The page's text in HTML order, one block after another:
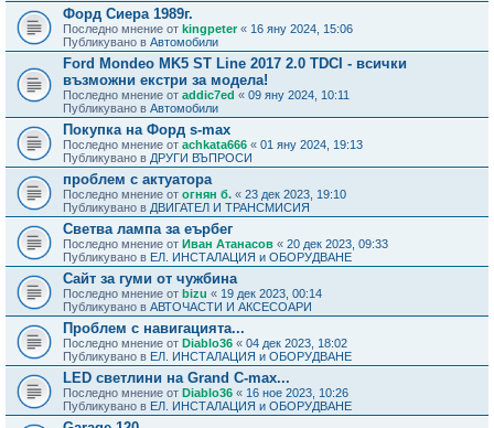
Форд Сиера 1989г.
Последно мнение от kingpeter« 16 яну 2024, 15:06
Публикувано в Автомобили
Ford Mondeo MK5 ST Line 2017 2.0 TDCI - всички
възможни екстри за модела!
Последно мнение от addic7ed « 09 яну 2024, 10:11
Публикувано в Автомобили
Покупка на Форд s-max
Последно мнение от achkata666 « 01 яну 2024, 19:13
Публикувано в ДРУГИ ВЪПРОСИ
проблем с актуатора
Последно мнение от огнян б. « 23 дек 2023, 19:10
Публикувано в ДВИГАТЕЛ И ТРАНСМИСИЯ
Светва лампа за еърбег
Последно мнение от Иван Атанасов « 20 дек 2023, 09:33
Публикувано в ЕЛ. ИНСТАЛАЦИЯ и ОБОРУДВАНЕ
Сайт за гуми от чужбина
Последно мнение от bizu « 19 дек 2023, 00:14
Публикувано в АВТОЧАСТИ И АКСЕСОАРИ
Проблем с навигацията...
Последно мнение от Diablo36 « 04 дек 2023, 18:02
Публикувано в ЕЛ. ИНСТАЛАЦИЯ и ОБОРУДВАНЕ
LED светлини на Grand C-max...
Последно мнение от Diablo36 « 16 ное 2023, 10:26
Публикувано в ЕЛ. ИНСТАЛАЦИЯ и ОБОРУДВАНЕ